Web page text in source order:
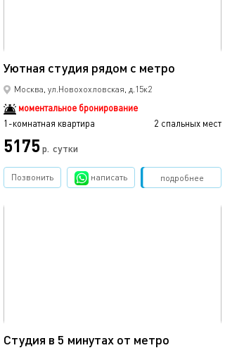
Уютная студия рядом с метро
Москва, ул.Новохохловская, д.15к2
моментальное бронирование
1-комнатная квартира
2 спальных мест
5175р. сутки
подробнее
Позвонить написать Забронировать
Студия в 5 минутах от метро